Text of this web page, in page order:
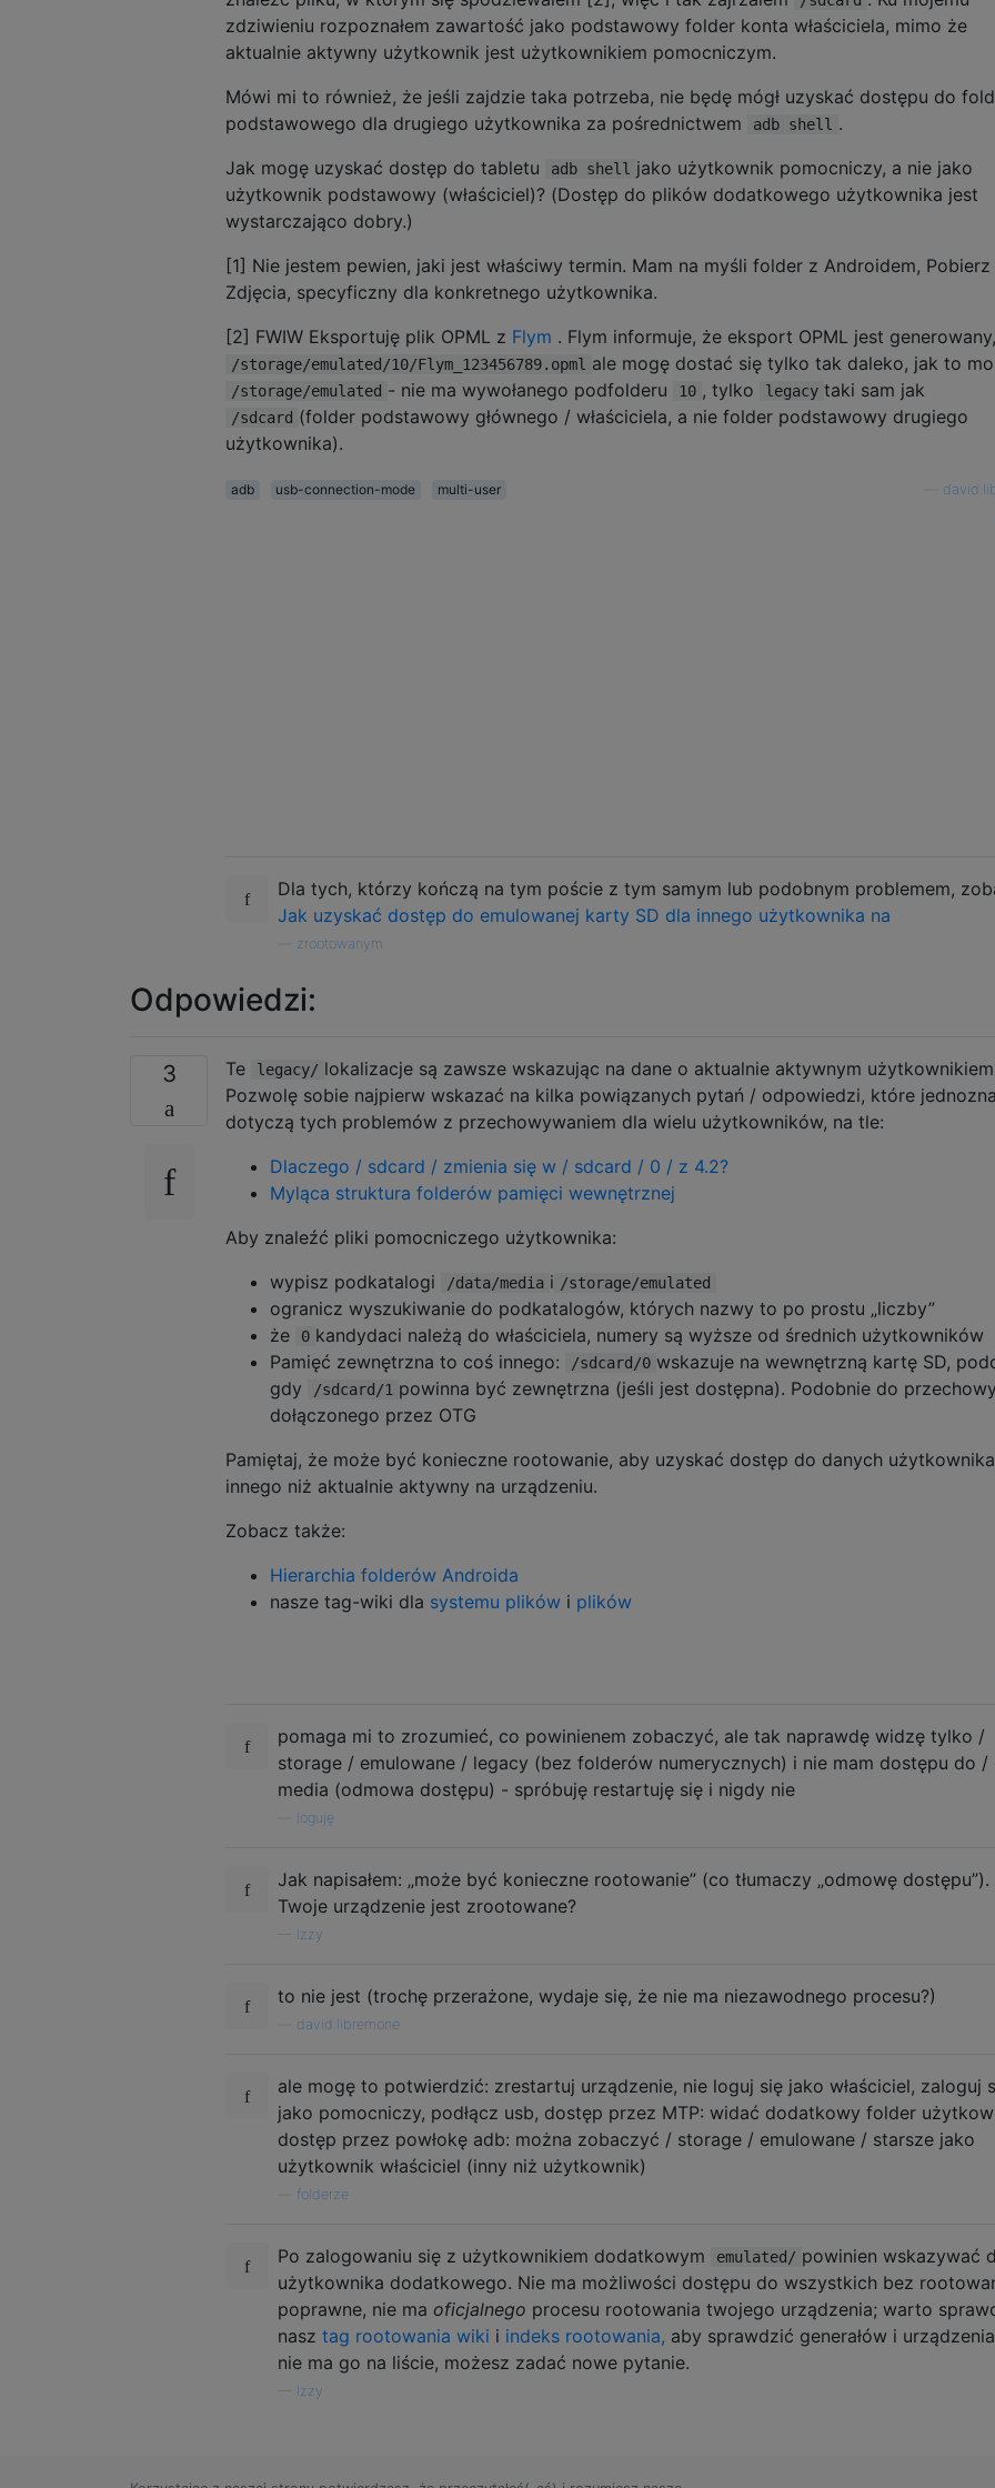
zdziwieniu rozpoznałem zawartość jako podstawowy folder konta właściciela, mimo że
aktualnie aktywny użytkownik jest użytkownikiem pomocniczym.
Mówi mi to również, że jeśli zajdzie taka potrzeba, nie będę mógł uzyskać dostępu do
podstawowego dla drugiego użytkownika za pośrednictwem
adb shell .
Jak mogę uzyskać dostęp do tabletu
adb shell jako użytkownik pomocniczy, a nie jako
użytkownik podstawowy (właściciel)? (Dostęp do plików dodatkowego użytkownika jest
wystarczająco dobry.)
[1] Nie jestem pewien, jaki jest właściwy termin. Mam na myśli folder z Androidem, Pobierz
Zdjęcia, specyficzny dla konkretnego użytkownika.
[2] FWIW Eksportuję plik OPML z Flym . Flym informuje, że eksport OPML jest generowany,
/storage/emulated/10/Flym_123456789.opml ale mogę dostać się tylko tak daleko, jak to
/storage/emulated - nie ma wywołanego podfolderu 10 , tylko legacy taki sam jak
/sdcard (folder podstawowy głównego / właściciela, a nie folder podstawowy drugiego
użytkownika).
adb usb-connection-mode multi-user
Dla tych, którzy kończą na tym poście z tym samym lub podobnym problemem,
Jak uzyskać dostęp do emulowanej karty SD dla innego użytkownika na
zrootowanym
Odpowiedzi:
3 Te legacy/ lokalizacje są zawsze wskazując na dane o aktualnie aktywnym
Pozwolę sobie najpierw wskazać na kilka powiązanych pytań / odpowiedzi, które
dotyczą tych problemów z przechowywaniem dla wielu użytkowników, na tle:
Dlaczego / sdcard / zmienia się w / sdcard / 0 / z 4.2?
Myląca struktura folderów pamięci wewnętrznej
Aby znaleźć pliki pomocniczego użytkownika:
wypisz podkatalogi
/data/media i /storage/emulated
ogranicz wyszukiwanie do podkatalogów, których nazwy to po prostu „liczby”
że
0 kandydaci należą do właściciela, numery są wyższe od średnich użytkowników
Pamięć zewnętrzna to coś innego:
/sdcard/0 wskazuje na wewnętrzną kartę SD,
gdy
/sdcard/1 powinna być zewnętrzna (jeśli jest dostępna). Podobnie do
dołączonego przez OTG
Pamiętaj, że może być konieczne rootowanie, aby uzyskać dostęp do danych użytkownika
innego niż aktualnie aktywny na urządzeniu.
Zobacz także:
Hierarchia folderów Androida
nasze tag-wiki dla systemu plików i plików
pomaga mi to zrozumieć, co powinienem zobaczyć, ale tak naprawdę widzę tylko /
storage / emulowane / legacy (bez folderów numerycznych) i nie mam dostępu do /
media (odmowa dostępu) - spróbuję restartuję się i nigdy nie
loguję
Jak napisałem: „może być konieczne rootowanie” (co tłumaczy „odmowę dostępu”).
Twoje urządzenie jest zrootowane?
Izzy
to nie jest (trochę przerażone, wydaje się, że nie ma niezawodnego procesu?)
david.libremone
ale mogę to potwierdzić: zrestartuj urządzenie, nie loguj się jako właściciel, zaloguj
jako pomocniczy, podłącz usb, dostęp przez MTP: widać dodatkowy folder
dostęp przez powłokę adb: można zobaczyć / storage / emulowane / starsze jako
użytkownik właściciel (inny niż użytkownik)
folderze
Po zalogowaniu się z użytkownikiem dodatkowym emulated/ powinien wskazywać
użytkownika dodatkowego. Nie ma możliwości dostępu do wszystkich bez
poprawne, nie ma oficjalnego procesu rootowania twojego urządzenia; warto
nasz tag rootowania wiki i indeks rootowania, aby sprawdzić generałów i
nie ma go na liście, możesz zadać nowe pytanie.
Izzy